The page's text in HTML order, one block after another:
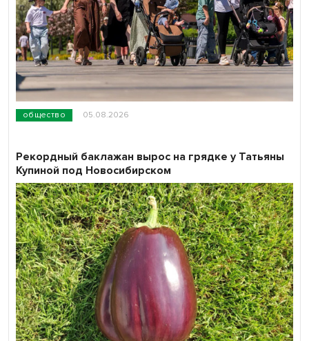
общество 05.08.2026
Рекордный баклажан вырос на грядке у Татьяны
Купиной под Новосибирском